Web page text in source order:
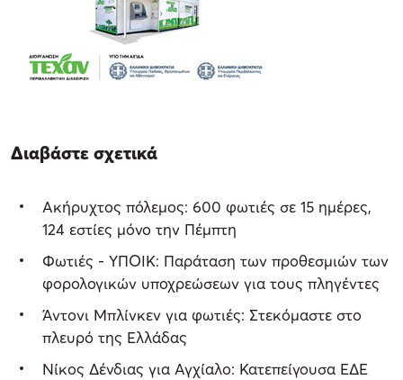
Διαβάστε σχετικά
Ακήρυχτος πόλεμος: 600 φωτιές σε 15 ημέρες,
124 εστίες μόνο την Πέμπτη
Φωτιές - ΥΠΟΙΚ: Παράταση των προθεσμιών των
φορολογικών υποχρεώσεων για τους πληγέντες
Άντονι Μπλίνκεν για φωτιές: Στεκόμαστε στο
πλευρό της Ελλάδας
Νίκος Δένδιας για Αγχίαλο: Κατεπείγουσα ΕΔΕ